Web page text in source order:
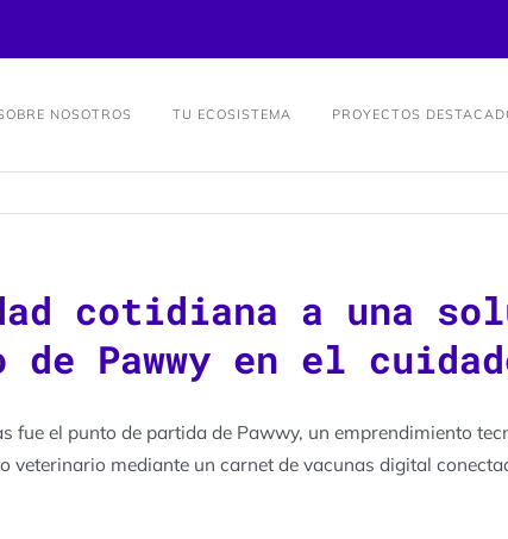
NOSOTROS TU ECOSISTEMA PROYECTOS
cotidiana a una
Pawwy en el
fue el punto de partida de Pawwy, un emprendimiento
veterinario mediante un carnet de vacunas digital